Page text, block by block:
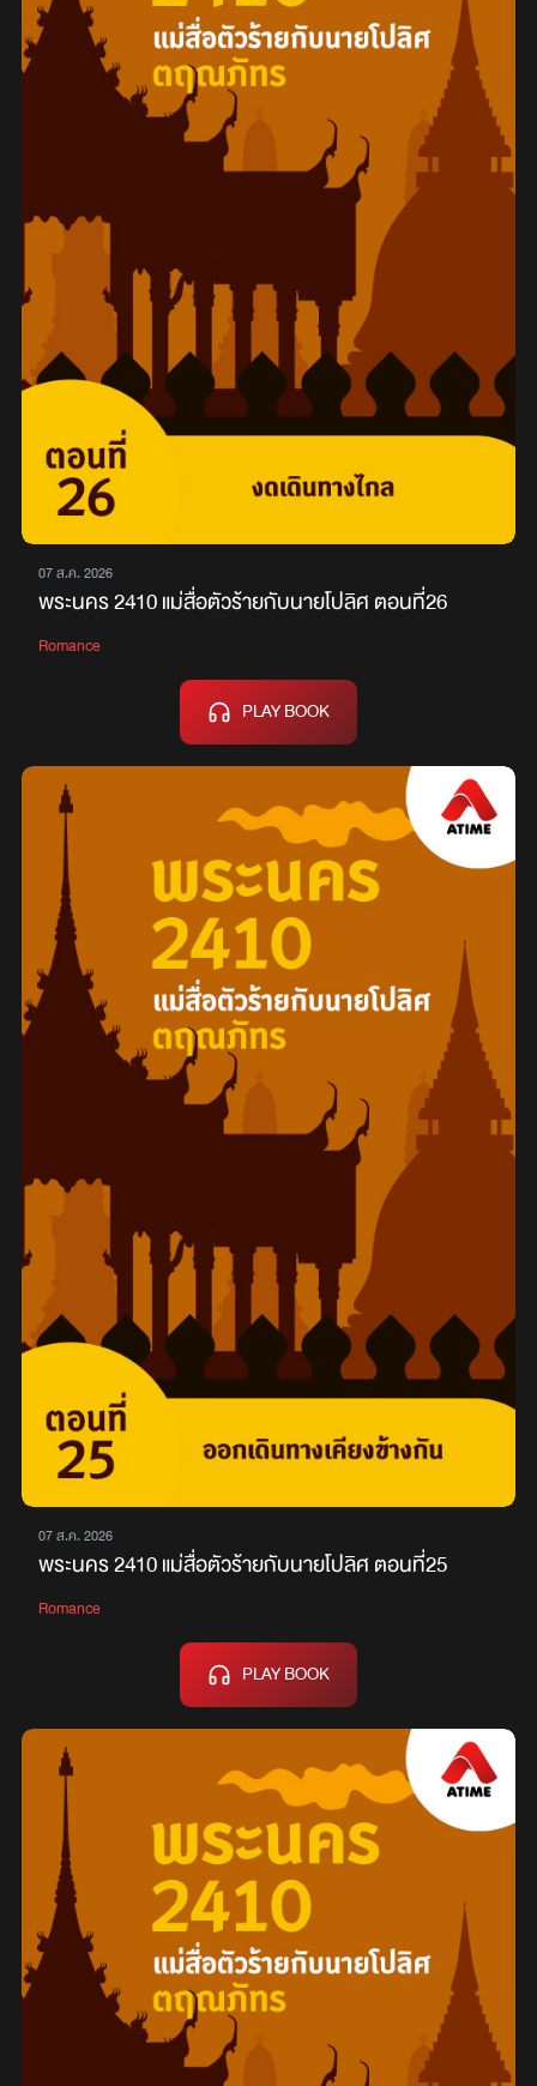
07 ส.ค. 2026
พระนคร 2410 แม่สื่อตัวร้ายกับนายโปลิศ ตอนที่26
Romance
PLAY BOOK
07 ส.ค. 2026
พระนคร 2410 แม่สื่อตัวร้ายกับนายโปลิศ ตอนที่25
Romance
PLAY BOOK